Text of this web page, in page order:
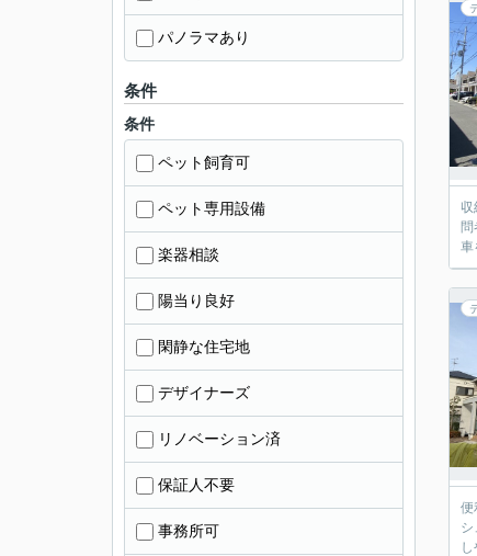
車
便
パノラマあり
条件
条件
ペット飼育可
ペット専用設備
楽器相談
陽当り良好
閑静な住宅地
デザイナーズ
リノベーション済
保証人不要
事務所可